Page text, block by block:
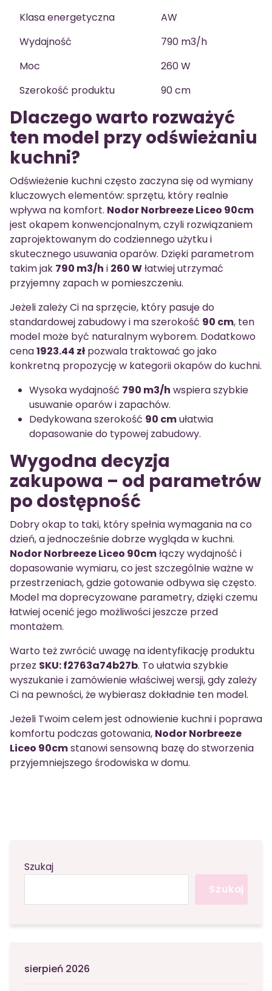
Klasa energetyczna
AW
Wydajność
790 m3/h
Moc
260 W
Szerokość produktu
90 cm
Dlaczego warto rozważyć
ten model przy odświeżaniu
kuchni?
Odświeżenie kuchni często zaczyna się od wymiany
kluczowych elementów: sprzętu, który realnie
wpływa na komfort. Nodor Norbreeze Liceo 90cm
jest okapem konwencjonalnym, czyli rozwiązaniem
zaprojektowanym do codziennego użytku i
skutecznego usuwania oparów. Dzięki parametrom
takim jak 790 m3/h i 260 Włatwiej utrzymać
przyjemny zapach w pomieszczeniu.
Jeżeli zależy Ci na sprzęcie, który pasuje do
standardowej zabudowy i ma szerokość 90 cm, ten
model może być naturalnym wyborem. Dodatkowo
cena1923.44 zł pozwala traktować go jako
konkretną propozycję w kategorii okapów do kuchni.
Wysoka wydajność 790 m3/h wspiera szybkie
usuwanie oparów i zapachów.
Dedykowana szerokość 90 cmułatwia
dopasowanie do typowej zabudowy.
Wygodna decyzja
zakupowa – od parametrów
po dostępność
Dobry okap to taki, który spełnia wymagania na co
dzień, a jednocześnie dobrze wygląda w kuchni.
Nodor Norbreeze Liceo 90cmłączy wydajność i
dopasowanie wymiaru, co jest szczególnie ważne w
przestrzeniach, gdzie gotowanie odbywa się często.
Model ma doprecyzowane parametry, dzięki czemu
łatwiej ocenić jego możliwości jeszcze przed
montażem.
Warto też zwrócić uwagę na identyfikację produktu
przez SKU: f2763a74b27b. To ułatwia szybkie
wyszukanie i zamówienie właściwej wersji, gdy zależy
Ci na pewności, że wybierasz dokładnie ten model.
Jeżeli Twoim celem jest odnowienie kuchni i poprawa
komfortu podczas gotowania, Nodor Norbreeze
Liceo 90cmstanowi sensowną bazę do stworzenia
przyjemniejszego środowiska w domu.
Szukaj
Szukaj
sierpień 2026